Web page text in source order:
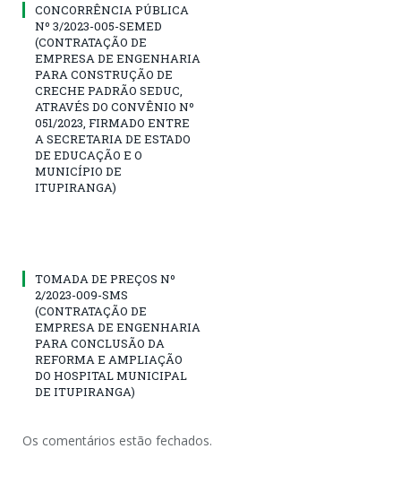
CONCORRÊNCIA PÚBLICA
Nº 3/2023-005-SEMED
(CONTRATAÇÃO DE
EMPRESA DE ENGENHARIA
PARA CONSTRUÇÃO DE
CRECHE PADRÃO SEDUC,
ATRAVÉS DO CONVÊNIO Nº
051/2023, FIRMADO ENTRE
A SECRETARIA DE ESTADO
DE EDUCAÇÃO E O
MUNICÍPIO DE
ITUPIRANGA)
TOMADA DE PREÇOS Nº
2/2023-009-SMS
(CONTRATAÇÃO DE
EMPRESA DE ENGENHARIA
PARA CONCLUSÃO DA
REFORMA E AMPLIAÇÃO
DO HOSPITAL MUNICIPAL
DE ITUPIRANGA)
Os comentários estão fechados.